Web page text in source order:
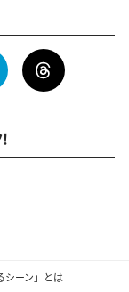
シーン」とは